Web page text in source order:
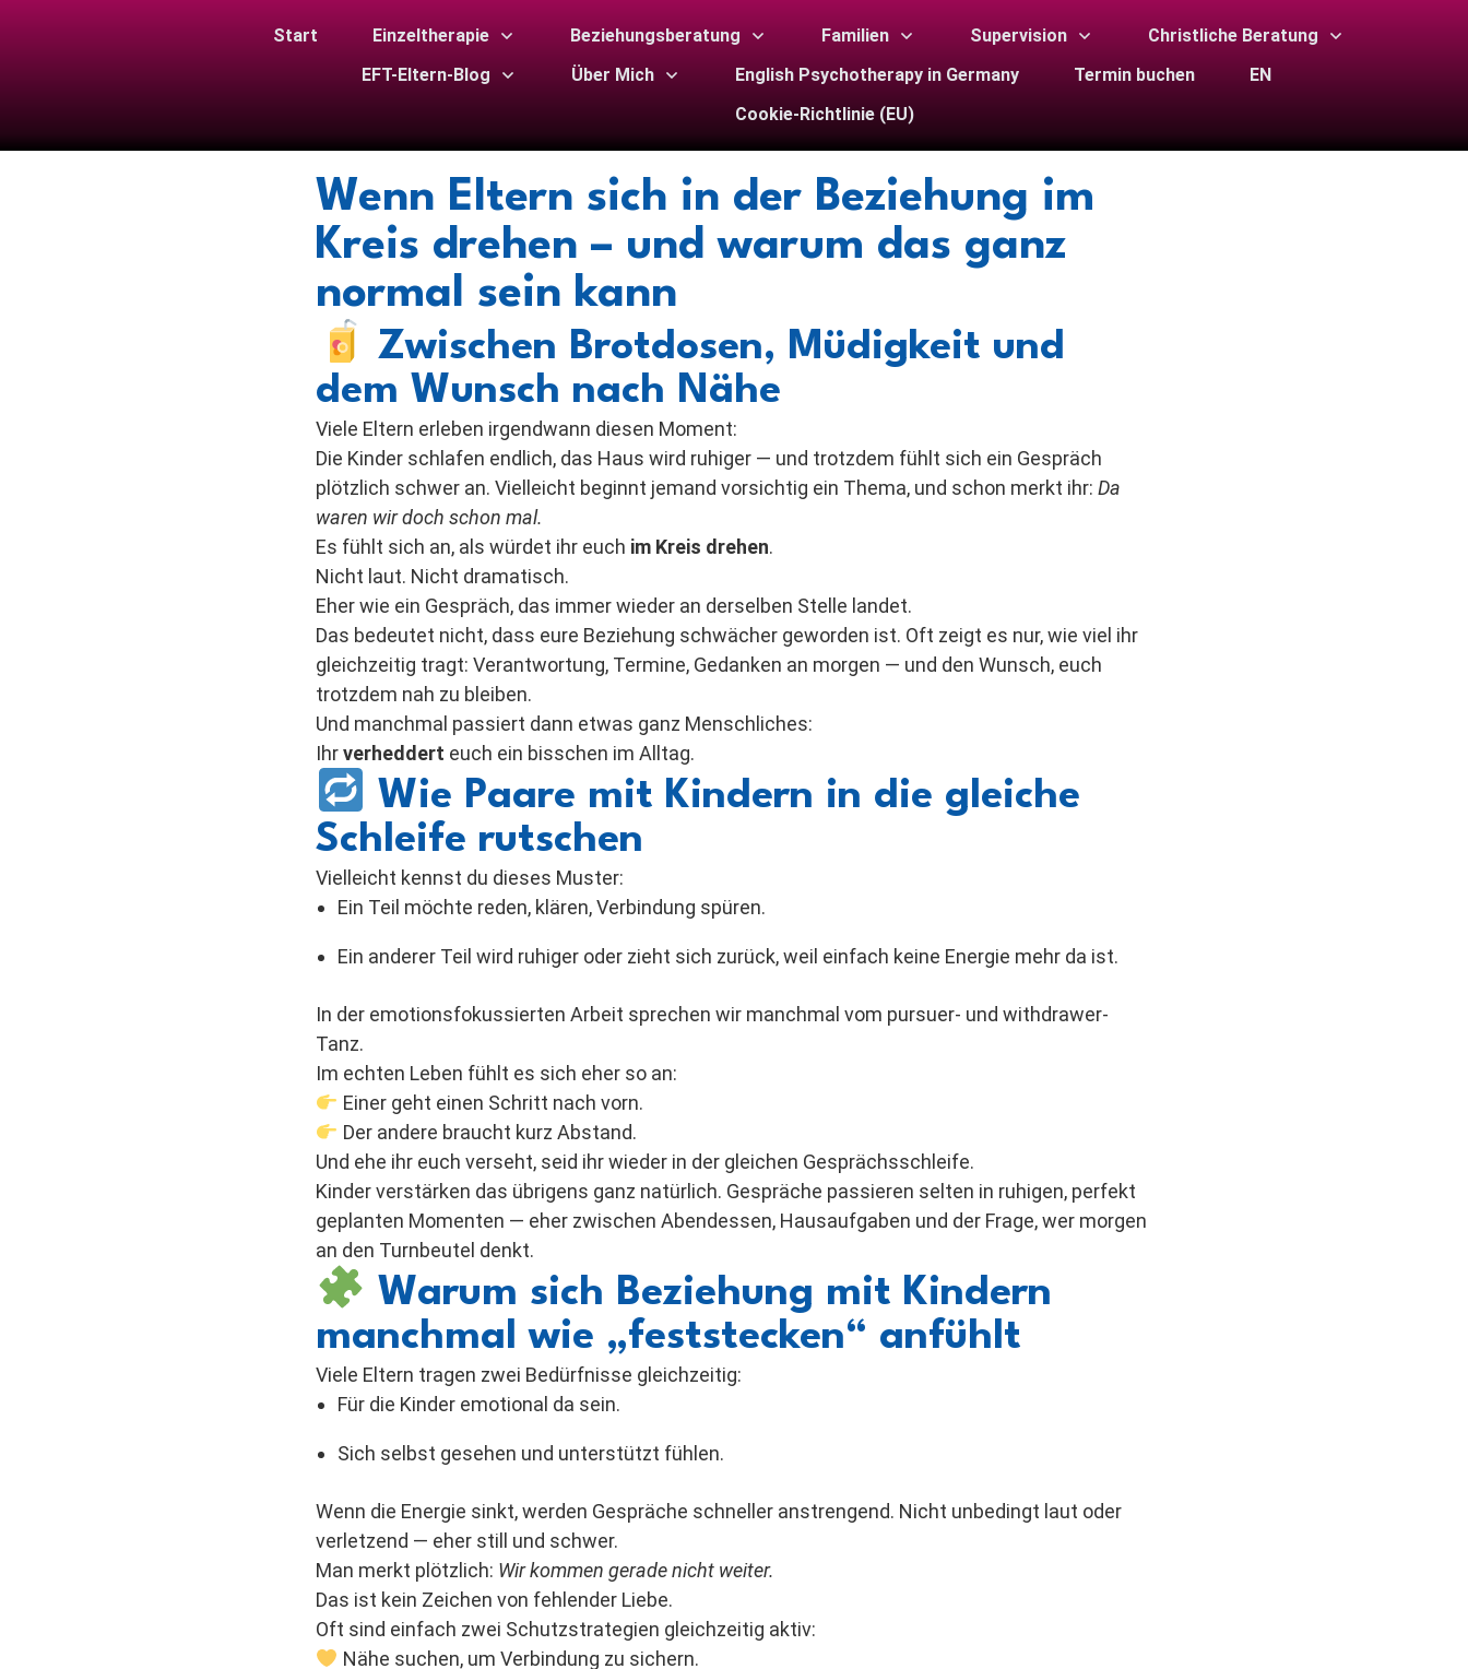
Start Einzeltherapie Beziehungsberatung Familien Supervision
Christliche Beratung
EFT-Eltern-Blog
Über Mich English Psychotherapy in Germany Termin buchen
EN
Cookie-Richtlinie (EU)
Wenn Eltern sich in der Beziehung im
Kreis drehen – und warum das ganz
normal sein kann
Zwischen Brotdosen, Müdigkeit und
dem Wunsch nach Nähe
Viele Eltern erleben irgendwann diesen Moment:
Die Kinder schlafen endlich, das Haus wird ruhiger — und trotzdem fühlt sich ein Gespräch
plötzlich schwer an. Vielleicht beginnt jemand vorsichtig ein Thema, und schon merkt ihr: Da
waren wir doch schon mal.
Es fühlt sich an, als würdet ihr euch im Kreis drehen.
Nicht laut. Nicht dramatisch.
Eher wie ein Gespräch, das immer wieder an derselben Stelle landet.
Das bedeutet nicht, dass eure Beziehung schwächer geworden ist. Oft zeigt es nur, wie viel ihr
gleichzeitig tragt: Verantwortung, Termine, Gedanken an morgen — und den Wunsch, euch
trotzdem nah zu bleiben.
Und manchmal passiert dann etwas ganz Menschliches:
Ihrverheddert euch ein bisschen im Alltag.
Wie Paare mit Kindern in die gleiche
Schleife rutschen
Vielleicht kennst du dieses Muster:
Ein Teil möchte reden, klären, Verbindung spüren.
Ein anderer Teil wird ruhiger oder zieht sich zurück, weil einfach keine Energie mehr da ist.
In der emotionsfokussierten Arbeit sprechen wir manchmal vom pursuer- und withdrawer-
Tanz.
Im echten Leben fühlt es sich eher so an:
Einer geht einen Schritt nach vorn.
Der andere braucht kurz Abstand.
Und ehe ihr euch verseht, seid ihr wieder in der gleichen Gesprächsschleife.
Kinder verstärken das übrigens ganz natürlich. Gespräche passieren selten in ruhigen, perfekt
geplanten Momenten — eher zwischen Abendessen, Hausaufgaben und der Frage, wer morgen
an den Turnbeutel denkt.
Warum sich Beziehung mit Kindern
manchmal wie „feststecken“ anfühlt
Viele Eltern tragen zwei Bedürfnisse gleichzeitig:
Für die Kinder emotional da sein.
Sich selbst gesehen und unterstützt fühlen.
Wenn die Energie sinkt, werden Gespräche schneller anstrengend. Nicht unbedingt laut oder
verletzend — eher still und schwer.
Man merkt plötzlich: Wir kommen gerade nicht weiter.
Das ist kein Zeichen von fehlender Liebe.
Oft sind einfach zwei Schutzstrategien gleichzeitig aktiv:
Nähe suchen, um Verbindung zu sichern.